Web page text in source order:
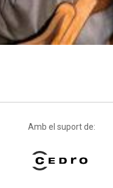
Amb el suport de: